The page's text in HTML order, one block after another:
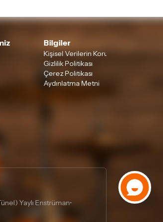
Bilgiler
Kişisel Verilerin Korunması
Gizlilik Politikası
Çerez Politikası
Aydınlatma Metni
Yaylı Enstrüman•